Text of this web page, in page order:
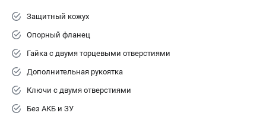
Режим работы колл-центра:
вс - выходной
ЗАКАЗ ЗАПЧАСТЕЙ
zakaz@metabo-market.ru
Защитный кожух
Опорный фланец
Гайка с двумя торцевыми отверстиями
Дополнительная рукоятка
Ключи с двумя отверстиями
Без АКБ и ЗУ